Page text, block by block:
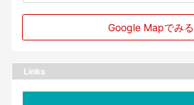
Google Mapでみる
Links